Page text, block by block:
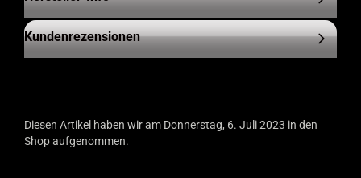
Kundenrezensionen
Diesen Artikel haben wir am Donnerstag, 6. Juli 2023 in den
Shop aufgenommen.